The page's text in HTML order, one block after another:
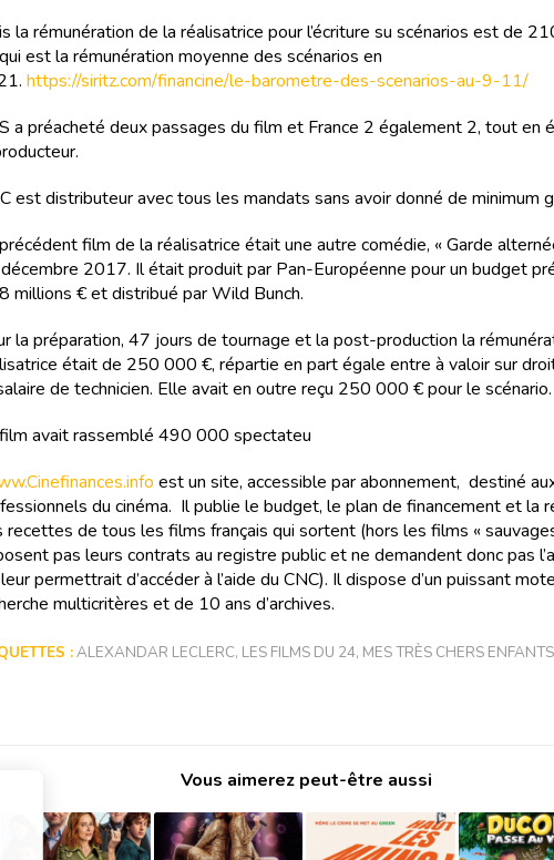
la rémunération de la réalisatrice pour l’écriture su scénarios est de
est la rémunération moyenne des scénarios en
https://siritz.com/financine/le-barometre-des-scenarios-au-9-11/
a préacheté deux passages du film et France 2 également 2, tout en
est distributeur avec tous les mandats sans avoir donné de minimum
film de la réalisatrice était une autre comédie, « Garde
2017. Il était produit par Pan-Européenne pour un budget
millions € et distribué par Wild Bunch.
la préparation, 47 jours de tournage et la post-production la
était de 250 000 €, répartie en part égale entre à valoir sur
de technicien. Elle avait en outre reçu 250 000 € pour le scénario.
avait rassemblé 490 000 spectateu
est un site, accessible par abonnement, destiné
du cinéma. Il publie le budget, le plan de financement et la
recettes de tous les films français qui sortent (hors les films «
pas leurs contrats au registre public et ne demandent donc pas
permettrait d’accéder à l’aide du CNC). Il dispose d’un puissant
multicritères et de 10 ans d’archives.
:ALEXANDAR LECLERC, LES FILMS DU 24, MES TRÈS CHERS ENFANTS
Vous aimerez peut-être aussi